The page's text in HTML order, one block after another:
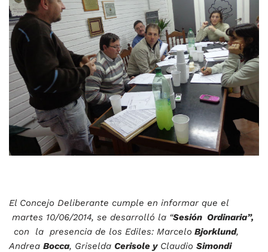
El Concejo Deliberante cumple en informar que el
martes 10/06/2014, se desarrolló la “Sesión Ordinaria”,
con la presencia de los Ediles: Marcelo Bjorklund,
Andrea Bocca, Griselda Cerisole yClaudio Simondi